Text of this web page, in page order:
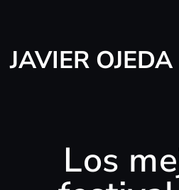
JAVIER OJEDA
Los